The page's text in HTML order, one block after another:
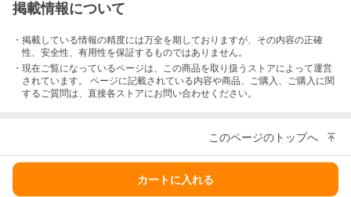
掲載情報について
・掲載している情報の精度には万全を期しておりますが、その内容の正確
性、安全性、有用性を保証するものではありません。
・現在ご覧になっているページは、この商品を取り扱うストアによって運営
されています。 ページに記載されている内容や商品、ご購入 、ご購入に関
するご質問は、直接各ストアにお問い合わせください。
このページのトップへ
カートに入れる